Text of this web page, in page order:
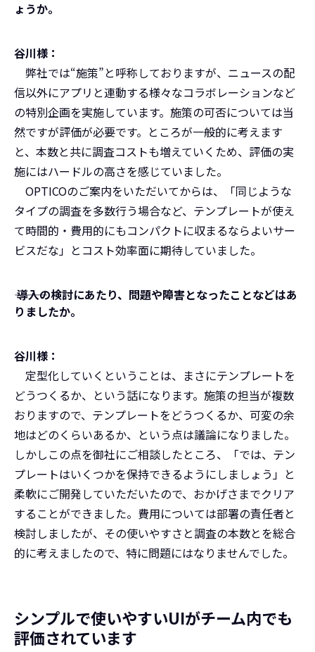
ょうか。
谷川様：
弊社では“施策”と呼称しておりますが、ニュースの配
信以外にアプリと連動する様々なコラボレーションなど
の特別企画を実施しています。施策の可否については当
然ですが評価が必要です。ところが一般的に考えます
と、本数と共に調査コストも増えていくため、評価の実
施にはハードルの高さを感じていました。
OPTICOのご案内をいただいてからは、「同じような
タイプの調査を多数行う場合など、テンプレートが使え
て時間的・費用的にもコンパクトに収まるならよいサー
ビスだな」とコスト効率面に期待していました。
――― 導入の検討にあたり、問題や障害となったことなどはあ
りましたか。
谷川様：
定型化していくということは、まさにテンプレートを
どうつくるか、という話になります。施策の担当が複数
おりますので、テンプレートをどうつくるか、可変の余
地はどのくらいあるか、という点は議論になりました。
しかしこの点を御社にご相談したところ、「では、テン
プレートはいくつかを保持できるようにしましょう」と
柔軟にご開発していただいたので、おかげさまでクリア
することができました。費用については部署の責任者と
検討しましたが、その使いやすさと調査の本数とを総合
的に考えましたので、特に問題にはなりませんでした。
シンプルで使いやすいUIがチーム内でも
評価されています